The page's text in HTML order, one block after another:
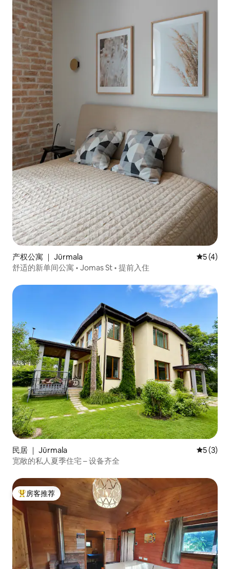
产权公寓 ｜ Jūrmala 平均评分
5 (4)
舒适的新单间公寓 • Jomas St • 提前入住
民居 ｜ Jūrmala 平均评分
5 (3)
宽敞的私人夏季住宅 – 设备齐全
热门「房客推荐」
房客推荐